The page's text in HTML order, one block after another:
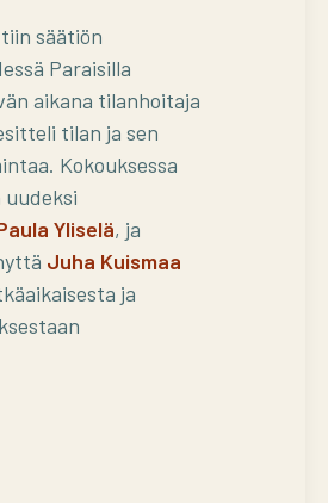
säätiön
Paraisilla
aikana tilanhoitaja
tilan ja sen
Kokouksessa
Yliselä, ja
Juha Kuismaa
ja